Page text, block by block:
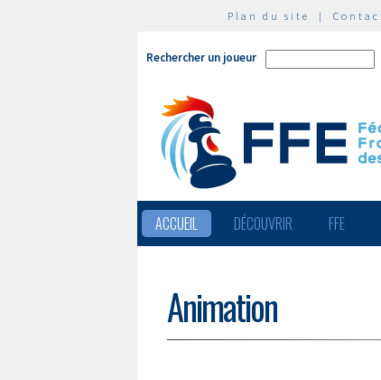
Plan du site |
Rechercher un joueur
ACCUEIL DÉCOUVRIR FFE
Animation